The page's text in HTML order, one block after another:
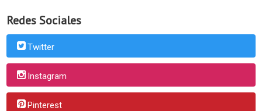
Redes Sociales
Twitter
Instagram
Pinterest